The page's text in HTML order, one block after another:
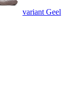
variant Geel